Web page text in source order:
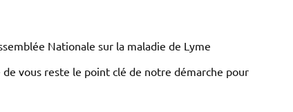
Nationale sur la maladie de Lyme
vous reste le point clé de notre démarche pour